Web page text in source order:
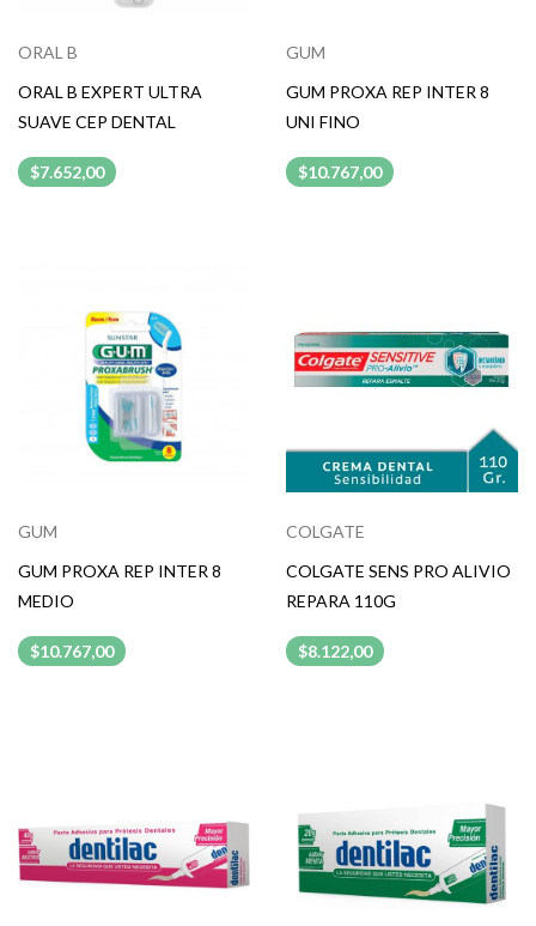
ORAL B
ORAL B EXPERT ULTRA
SUAVE CEP DENTAL
$7.652,00
GUM
GUM PROXA REP INTER 8
UNI FINO
$10.767,00
GUM
GUM PROXA REP INTER 8
MEDIO
$10.767,00
COLGATE
COLGATE SENS PRO ALIVIO
REPARA 110G
$8.122,00